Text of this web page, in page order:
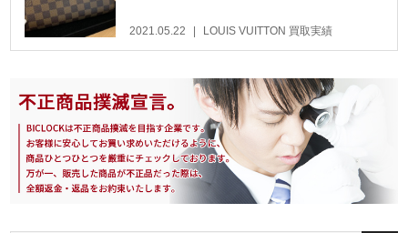
2021.05.22 LOUIS VUITTON 買取実績